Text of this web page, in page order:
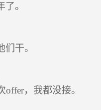
。
干。
，我都没接。